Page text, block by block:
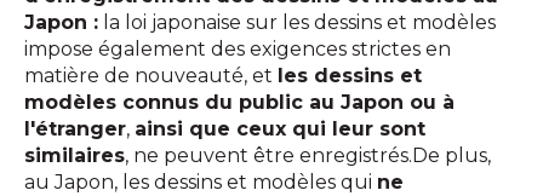
Japon : la loi japonaise sur les dessins et modèles
impose également des exigences strictes en
matière de nouveauté, et les dessins et
modèles connus du public au Japon ou à
l'étranger, ainsi que ceux qui leur sont
similaires, ne peuvent être enregistrés.De plus,
au Japon, les dessins et modèles qui ne